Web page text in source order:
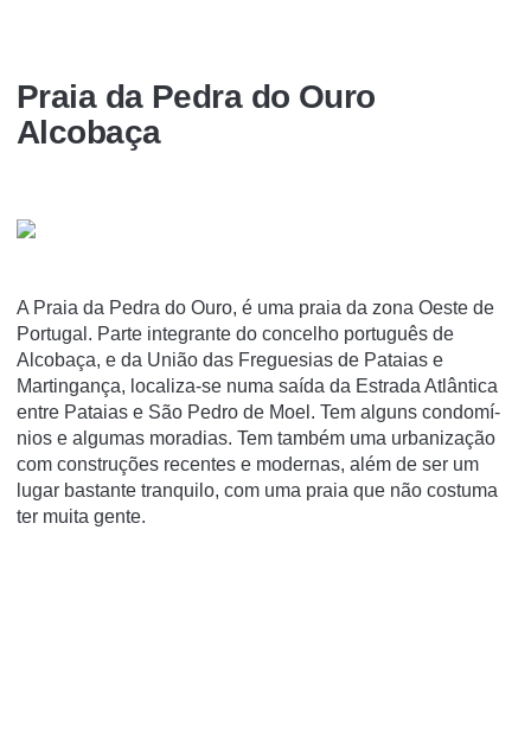
Praia da Pedra do Ouro
Alcobaça
A Praia da Pedra do Ouro, é uma praia da zona Oeste de
Portugal. Parte integrante do concelho português de
Alcobaça, e da União das Freguesias de Pataias e
Martingança, localiza-se numa saí­da da Estrada Atlântica
entre Pataias e São Pedro de Moel. Tem alguns condomí­
nios e algumas moradias. Tem também uma urbanização
com construções recentes e modernas, além de ser um
lugar bastante tranquilo, com uma praia que não costuma
ter muita gente.